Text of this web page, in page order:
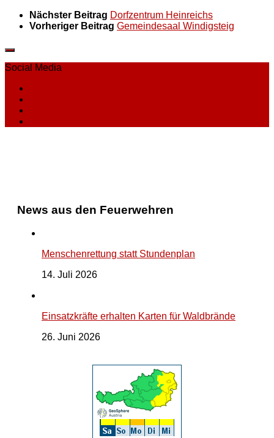
Nächster Beitrag Dorfzentrum Heinreichs
Vorheriger Beitrag Gemeindesaal Windigsteig
Social Media
News aus den Feuerwehren
Menschenrettung statt Stundenplan
14. Juli 2026
Einsatzkräfte erhalten Karten für Waldbrände
26. Juni 2026